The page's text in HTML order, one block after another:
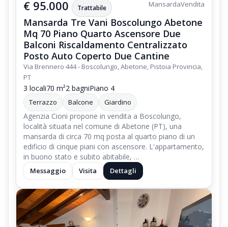
€ 95.000 Trattabile MansardaVendita
Mansarda Tre Vani Boscolungo Abetone
Mq 70 Piano Quarto Ascensore Due
Balconi Riscaldamento Centralizzato
Posto Auto Coperto Due Cantine
Via Brennero 444 - Boscolungo, Abetone, Pistoia Provincia,
PT
3 locali70 m²2 bagniPiano 4
Terrazzo Balcone Giardino
Agenzia Cioni propone in vendita a Boscolungo,
località situata nel comune di Abetone (PT), una
mansarda di circa 70 mq posta al quarto piano di un
edificio di cinque piani con ascensore. L'appartamento,
in buono stato e subito abitabile, …
Messaggio Visita Dettagli